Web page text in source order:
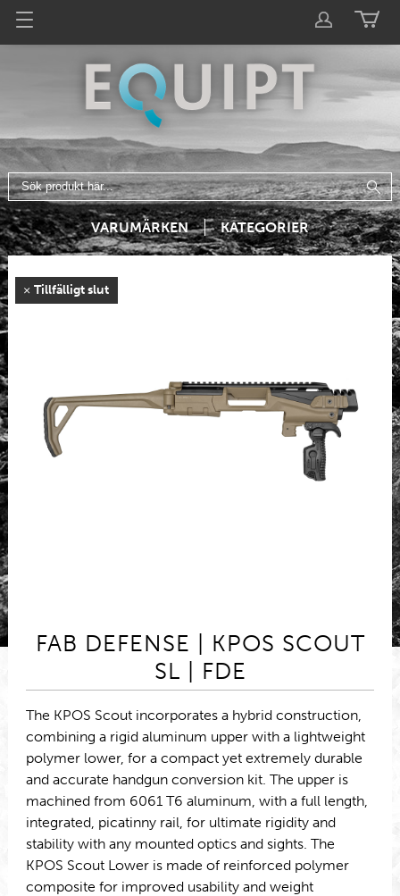
VARUMÄRKEN KATEGORIER
FAB DEFENSE | KPOS SCOUT
SL | FDE
The KPOS Scout incorporates a hybrid construction,
combining a rigid aluminum upper with a lightweight
polymer lower, for a compact yet extremely durable
and accurate handgun conversion kit. The upper is
machined from 6061 T6 aluminum, with a full length,
integrated, picatinny rail, for ultimate rigidity and
stability with any mounted optics and sights. The
KPOS Scout Lower is made of reinforced polymer
composite for improved usability and weight